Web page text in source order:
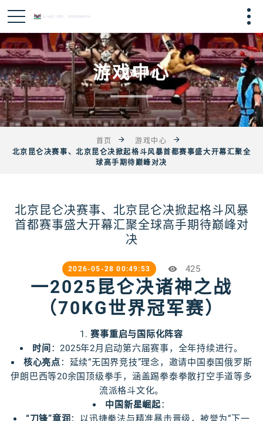
游戏中心
首页
游戏中心
北京昆仑决赛事、北京昆仑决掀起格斗风暴首都赛事盛大开幕汇聚全
球高手期待巅峰对决
北京昆仑决赛事、北京昆仑决掀起格斗风暴
首都赛事盛大开幕汇聚全球高手期待巅峰对
决
2026-05-28 00:49:53 425
一2025昆仑决诸神之战
（70KG世界冠军赛）
1.赛事重启与国际化阵容
时间 ：2025年2月启动第六届赛事，全年持续进行。
核心亮点：延续“无国界竞技”理念，邀请中国泰国俄罗斯
伊朗巴西等20余国顶级拳手，涵盖踢拳泰拳散打空手道等多
流派格斗文化。
中国新星崛起：
“刀锋”章润 ：以迅捷拳法与精准暴击晋级，被誉为“下一